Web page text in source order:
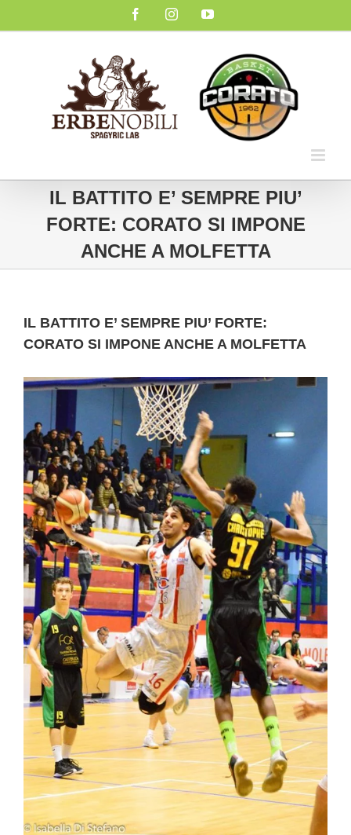
FacebookInstagramYouTube
IL BATTITO E’ SEMPRE PIU’
FORTE: CORATO SI IMPONE
ANCHE A MOLFETTA
IL BATTITO E’ SEMPRE PIU’ FORTE:
CORATO SI IMPONE ANCHE A MOLFETTA
Ingrandisci